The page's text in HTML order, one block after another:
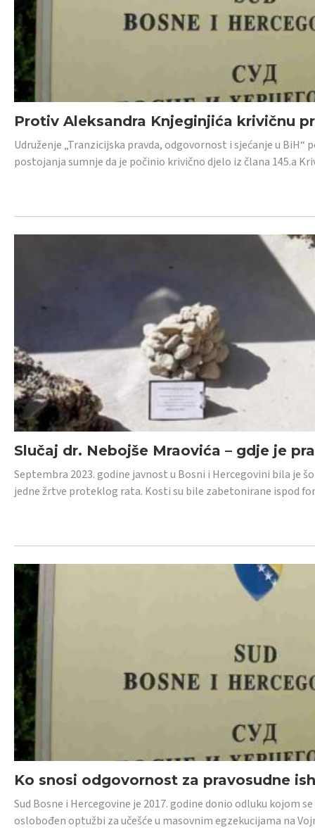
Protiv Aleksandra Knjeginjića krivičnu
Udruženje „Tranzicijska pravda, odgovornost i sjećanje u
postojanja sumnje da je počinio krivično djelo iz člana 145.a
Slučaj dr. Nebojše Mraovića – gdje je
Septembra 2023. godine javnost u Bosni i Hercegovini bila je
jedne žrtve proteklog rata. Kosti su bile zabetonirane ispod
Ko snosi odgovornost za pravosudne
Sud Bosne i Hercegovine je 2017. godine donio odluku kojom
oslobođen optužbi za učešće u masovnim egzekucijama na